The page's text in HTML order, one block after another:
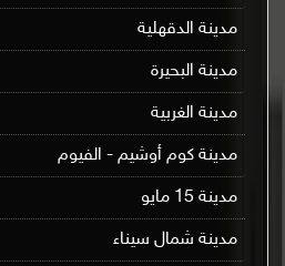
مدينة الدقهلية
مدينة البحيرة
مدينة الغربية
مدينة كوم أوشيم - الفيوم
مدينة 15 مايو
مدينة شمال سيناء